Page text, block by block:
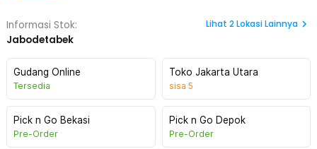
Informasi Stok:
Jabodetabek
Lihat 2Lokasi Lainnya
Gudang Online
Tersedia
Toko Jakarta Utara
sisa 5
Pick n Go Bekasi
Pre-Order
Pick n Go Depok
Pre-Order